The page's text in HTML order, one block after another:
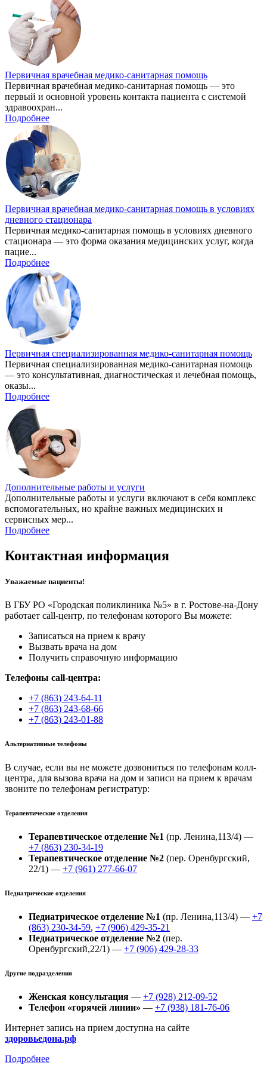
Первичная врачебная медико-санитарная помощь
Первичная врачебная медико-санитарная помощь — это
первый и основной уровень контакта пациента с системой
здравоохран...
Подробнее
Первичная врачебная медико-санитарная помощь в условиях
дневного стационара
Первичная медико-санитарная помощь в условиях дневного
стационара — это форма оказания медицинских услуг, когда
пацие...
Подробнее
Первичная специализированная медико-санитарная помощь
Первичная специализированная медико-санитарная помощь
— это консультативная, диагностическая и лечебная помощь,
оказы...
Подробнее
Дополнительные работы и услуги
Дополнительные работы и услуги включают в себя комплекс
вспомогательных, но крайне важных медицинских и
сервисных мер...
Подробнее
Контактная информация
Уважаемые пациенты!
В ГБУ РО «Городская поликлиника №5» в г. Ростове-на-Дону
работает call-центр, по телефонам которого Вы можете:
Записаться на прием к врачу
Вызвать врача на дом
Получить справочную информацию
Телефоны call-центра:
+7 (863) 243-64-11
+7 (863) 243-68-66
+7 (863) 243-01-88
Альтернативные телефоны
В случае, если вы не можете дозвониться по телефонам колл-
центра, для вызова врача на дом и записи на прием к врачам
звоните по телефонам регистратур:
Терапевтические отделения
Терапевтическое отделение №1 (пр. Ленина,113/4) —
+7 (863) 230-34-19
Терапевтическое отделение №2 (пер. Оренбургский,
22/1) — +7 (961) 277-66-07
Педиатрические отделения
Педиатрическое отделение №1 (пр. Ленина,113/4) — +7
(863) 230-34-59, +7 (906) 429-35-21
Педиатрическое отделение №2 (пер.
Оренбургский,22/1) — +7 (906) 429-28-33
Другие подразделения
Женская консультация — +7 (928) 212-09-52
Телефон «горячей линии» — +7 (938) 181-76-06
Интернет запись на прием доступна на сайте
здоровьедона.рф
Подробнее